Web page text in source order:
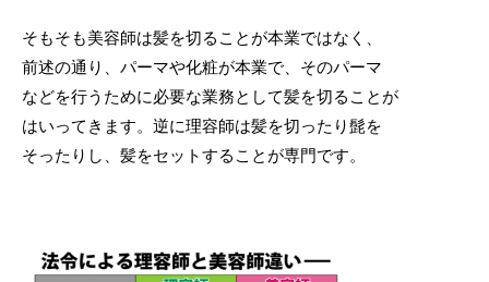
そもそも美容師は髪を切ることが本業ではなく、
前述の通り、パーマや化粧が本業で、そのパーマ
などを行うために必要な業務として髪を切ることが
はいってきます。逆に理容師は髪を切ったり髭を
そったりし、髪をセットすることが専門です。